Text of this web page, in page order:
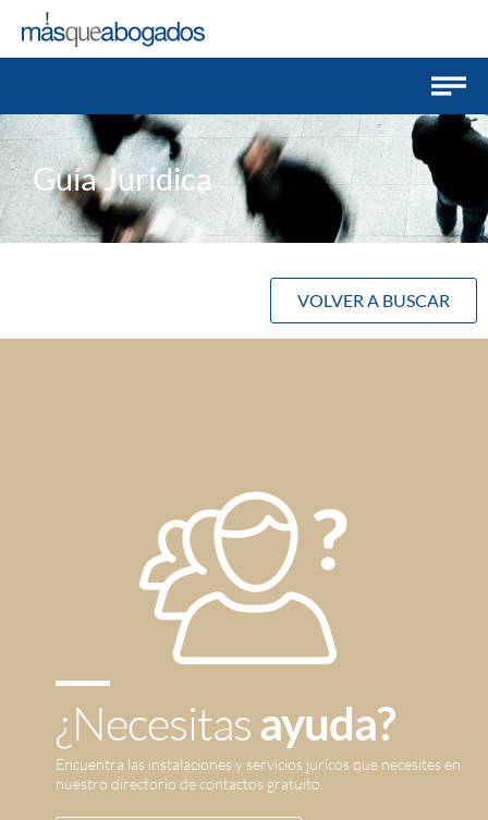
Guía Jurídica
VOLVER A BUSCAR
¿Necesitasayuda?
Encuentra las instalaciones y servicios jurícos que necesites en
nuestro directorio de contactos gratuito.